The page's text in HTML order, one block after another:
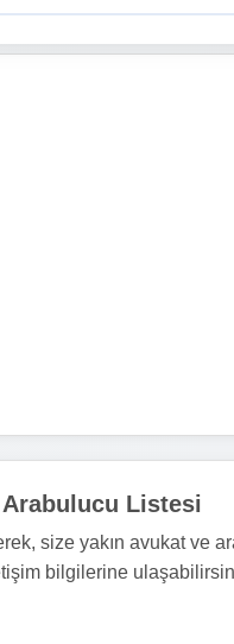
Listesi
size yakın avukat ve
bilgilerine